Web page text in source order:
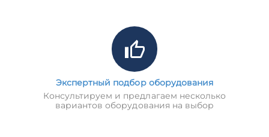
Экспертный подбор оборудования
Консультируем и предлагаем несколько
вариантов оборудования на выбор